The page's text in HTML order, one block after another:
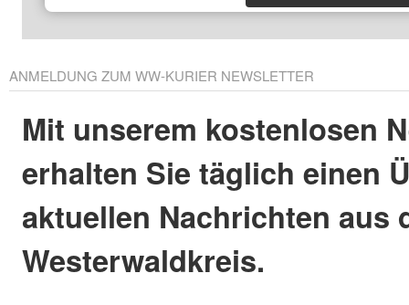
ANMELDUNG ZUM WW-KURIER NEWSLETTER
Mit unserem kostenlosen
erhalten Sie täglich einen
aktuellen Nachrichten aus
Westerwaldkreis.